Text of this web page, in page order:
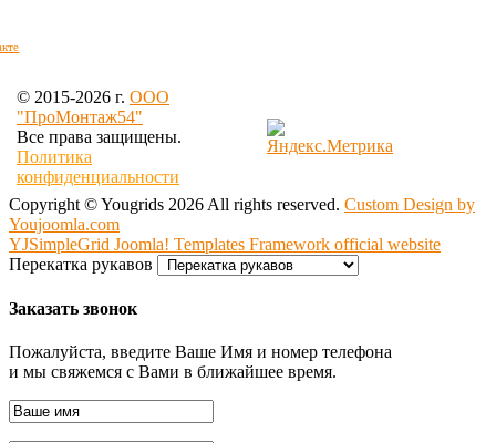
© 2015-2026 г. OOO
"ПроМонтаж54"
Все права защищены.
Политика
конфиденциальности
Copyright ©Yougrids 2026 All rights reserved. Custom Design by
Youjoomla.com
YJSimpleGrid Joomla! Templates Framework official website
Перекатка рукавов
Заказать звонок
Пожалуйста, введите Ваше Имя и номер телефона
и мы свяжемся с Вами в ближайшее время.